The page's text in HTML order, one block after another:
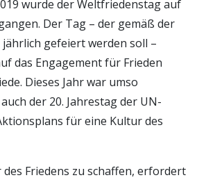
wurde der Weltfriedenstag auf
Der Tag – der gemäß der
gefeiert werden soll –
das Engagement für Frieden
Dieses Jahr war umso
der 20. Jahrestag der UN-
für eine Kultur des
Friedens zu schaffen, erfordert